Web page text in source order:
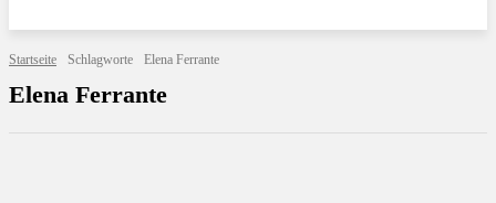
Startseite Schlagworte Elena Ferrante
Elena Ferrante